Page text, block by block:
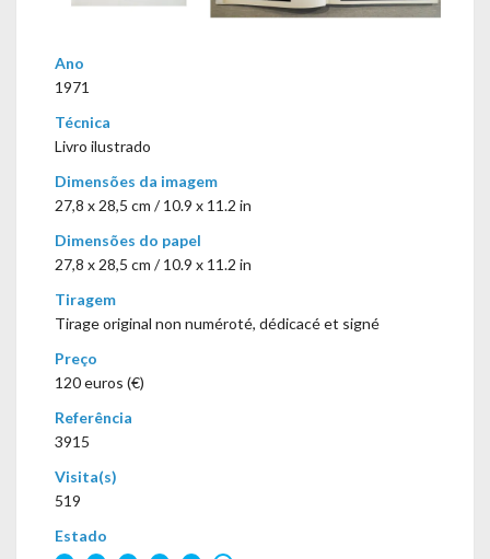
Ano
1971
Técnica
Livro ilustrado
Dimensões da imagem
27,8 x 28,5 cm / 10.9 x 11.2 in
Dimensões do papel
27,8 x 28,5 cm / 10.9 x 11.2 in
Tiragem
Tirage original non numéroté, dédicacé et signé
Preço
120 euros (€)
Referência
3915
Visita(s)
519
Estado